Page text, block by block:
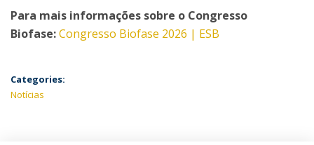
Para mais informações sobre o Congresso
Biofase:Congresso Biofase 2026 | ESB
Categories:
Notícias